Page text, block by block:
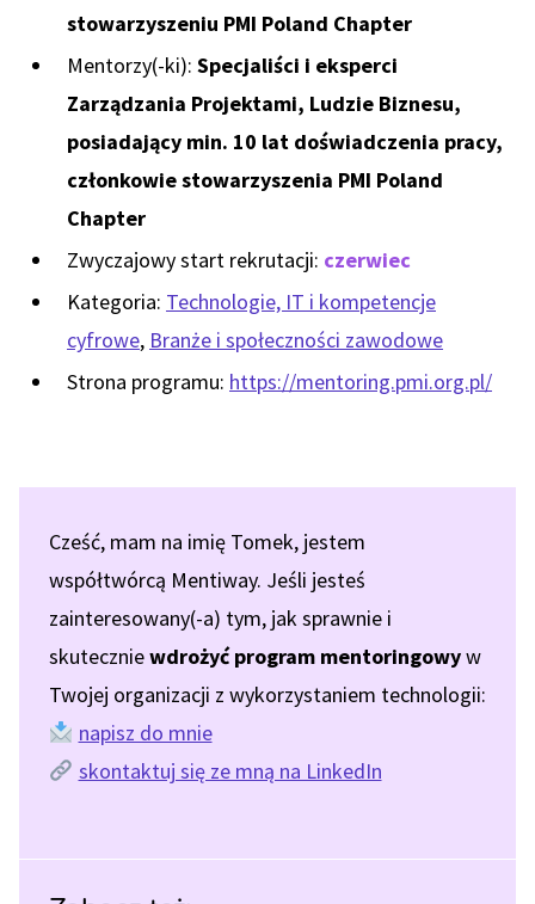
stowarzyszeniu PMI Poland Chapter
Mentorzy(-ki): Specjaliści i eksperci
Zarządzania Projektami, Ludzie Biznesu,
posiadający min. 10 lat doświadczenia pracy,
członkowie stowarzyszenia PMI Poland
Chapter
Zwyczajowy start rekrutacji: czerwiec
Kategoria: Technologie, IT i kompetencje
cyfrowe, Branże i społeczności zawodowe
Strona programu: https://mentoring.pmi.org.pl/
Cześć, mam na imię Tomek, jestem
współtwórcą Mentiway. Jeśli jesteś
zainteresowany(-a) tym, jak sprawnie i
skuteczniewdrożyć program mentoringowyw
Twojej organizacji z wykorzystaniem technologii:
napisz do mnie
skontaktuj się ze mną na LinkedIn